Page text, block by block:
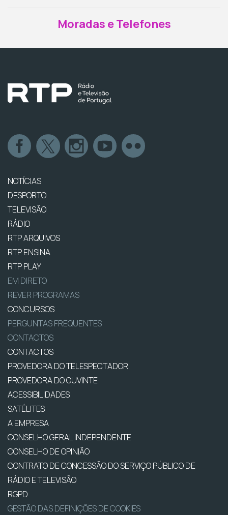
Moradas e Telefones
NOTÍCIAS
DESPORTO
TELEVISÃO
RÁDIO
RTP ARQUIVOS
RTP ENSINA
RTP PLAY
EM DIRETO
REVER PROGRAMAS
CONCURSOS
PERGUNTAS FREQUENTES
CONTACTOS
CONTACTOS
PROVEDORA DO TELESPECTADOR
PROVEDORA DO OUVINTE
ACESSIBILIDADES
SATÉLITES
A EMPRESA
CONSELHO GERAL INDEPENDENTE
CONSELHO DE OPINIÃO
CONTRATO DE CONCESSÃO DO SERVIÇO PÚBLICO DE
RÁDIO E TELEVISÃO
RGPD
GESTÃO DAS DEFINIÇÕES DE COOKIES